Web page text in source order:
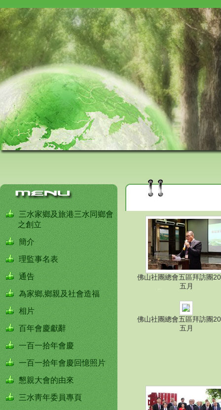
三水家鄉及旅港三水同鄉會
之創立
簡介
理監事名表
通告
為家鄉,鄉親及社會造福
相片
百年會慶獻辭
一百一拾年會慶
一百一拾年會慶回憶照片
懇親大會的由來
三水靑年委員專頁
佛山社團總會五區拜訪團
五月
佛山社團總會五區拜訪團
五月